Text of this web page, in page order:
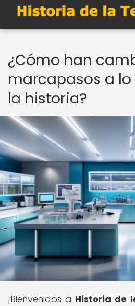
¿Cómo han
marcapasos a
la historia?
¡Bienvenidos a Historia de